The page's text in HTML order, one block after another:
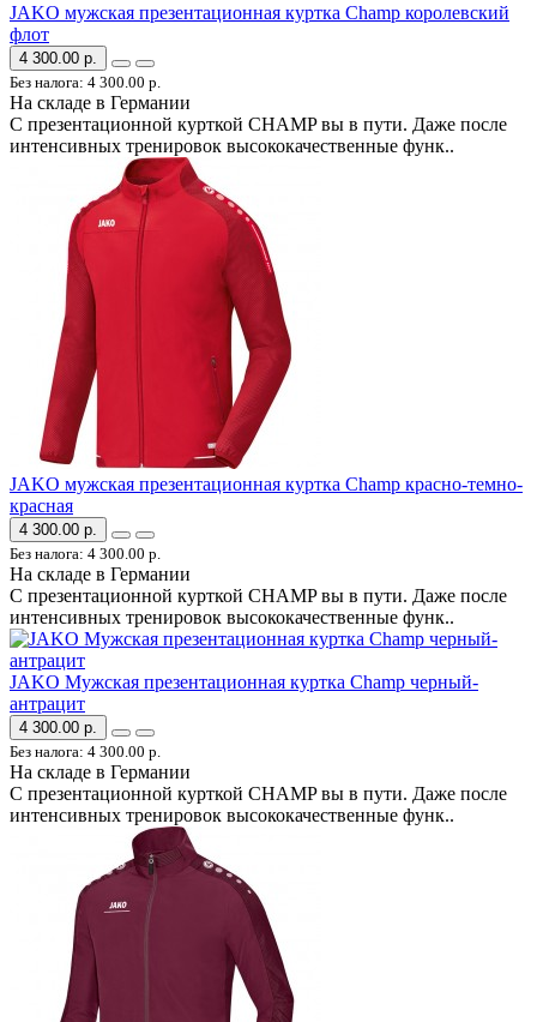
JAKO мужская презентационная куртка Champ королевский
флот
4 300.00 р.
Без налога: 4 300.00 р.
На складе в Германии
С презентационной курткой CHAMP вы в пути. Даже после
интенсивных тренировок высококачественные функ..
JAKO мужская презентационная куртка Champ красно-темно-
красная
4 300.00 р.
Без налога: 4 300.00 р.
На складе в Германии
С презентационной курткой CHAMP вы в пути. Даже после
интенсивных тренировок высококачественные функ..
JAKO Мужская презентационная куртка Champ черный-
антрацит
4 300.00 р.
Без налога: 4 300.00 р.
На складе в Германии
С презентационной курткой CHAMP вы в пути. Даже после
интенсивных тренировок высококачественные функ..